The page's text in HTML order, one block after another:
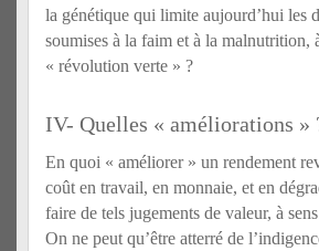
la génétique qui limite aujourd’hui les
soumises à la faim et à la malnutrition,
« révolution verte » ?
IV- Quelles « améliorations »
En quoi « améliorer » un rendement
coût en travail, en monnaie, et en
faire de tels jugements de valeur, à
On ne peut qu’être atterré de